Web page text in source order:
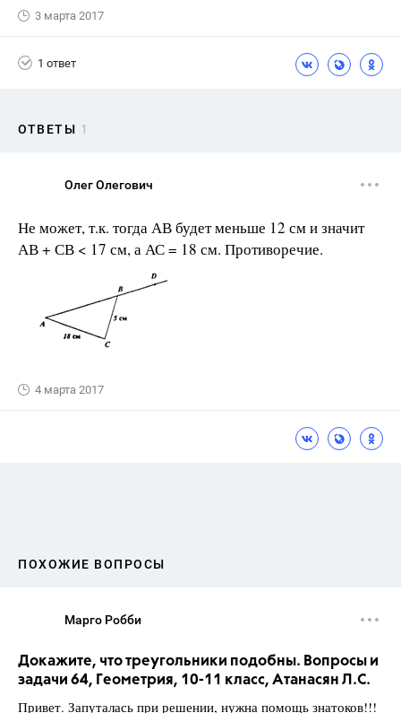
3 марта 2017
1 ответ
ОТВЕТЫ 1
Олег Олегович
Не может, т.к. тогда АВ будет меньше 12 см и значит
АВ + СВ < 17 см, а АС = 18 см. Противоречие.
4 марта 2017
ПОХОЖИЕ ВОПРОСЫ
Марго Робби
Докажите, что треугольники подобны. Вопросы и
задачи 64, Геометрия, 10-11 класс, Атанасян Л.С.
Привет. Запуталась при решении, нужна помощь знатоков!!!